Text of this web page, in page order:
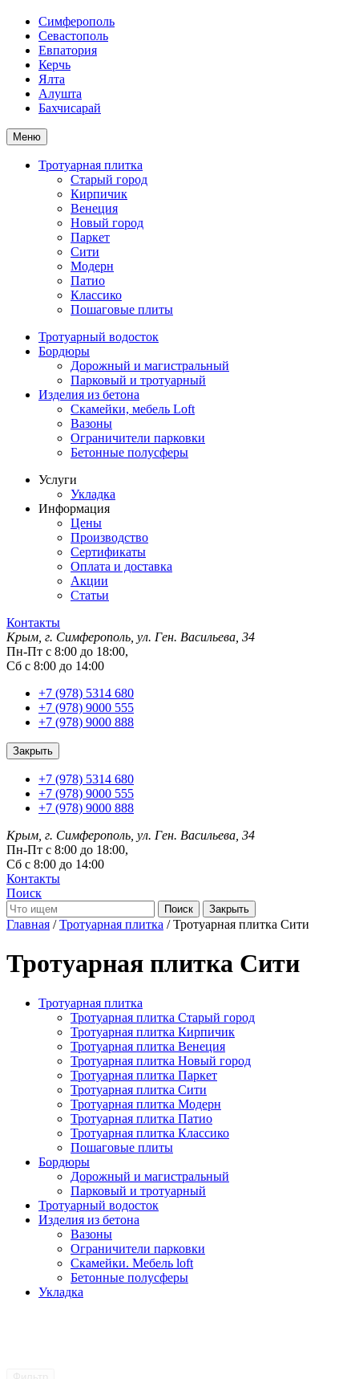
Симферополь
Севастополь
Евпатория
Керчь
Ялта
Алушта
Бахчисарай
Меню
Тротуарная плитка
Старый город
Кирпичик
Венеция
Новый город
Паркет
Сити
Модерн
Патио
Классико
Пошаговые плиты
Тротуарный водосток
Бордюры
Дорожный и магистральный
Парковый и тротуарный
Изделия из бетона
Скамейки, мебель Loft
Вазоны
Ограничители парковки
Бетонные полусферы
Услуги
Укладка
Информация
Цены
Производство
Сертификаты
Оплата и доставка
Акции
Статьи
Контакты
Крым, г. Симферополь, ул. Ген. Васильева, 34
Пн-Пт с 8:00 до 18:00,
Сб с 8:00 до 14:00
+7 (978) 5314 680
+7 (978) 9000 555
+7 (978) 9000 888
Закрыть
+7 (978) 5314 680
+7 (978) 9000 555
+7 (978) 9000 888
Крым, г. Симферополь, ул. Ген. Васильева, 34
Пн-Пт с 8:00 до 18:00,
Сб с 8:00 до 14:00
Контакты
Поиск
Закрыть
Главная /Тротуарная плитка / Тротуарная плитка Сити
Тротуарная плитка Сити
Тротуарная плитка
Тротуарная плитка Старый город
Тротуарная плитка Кирпичик
Тротуарная плитка Венеция
Тротуарная плитка Новый город
Тротуарная плитка Паркет
Тротуарная плитка Сити
Тротуарная плитка Модерн
Тротуарная плитка Патио
Тротуарная плитка Классико
Пошаговые плиты
Бордюры
Дорожный и магистральный
Парковый и тротуарный
Тротуарный водосток
Изделия из бетона
Вазоны
Ограничители парковки
Скамейки. Мебель loft
Бетонные полусферы
Укладка